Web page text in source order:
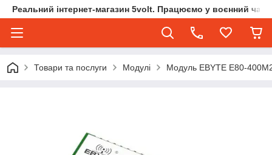
Реальний інтернет-магазин 5volt. Працюємо у воєнний
Товари та послуги Модулі Модуль EBYTE E80-